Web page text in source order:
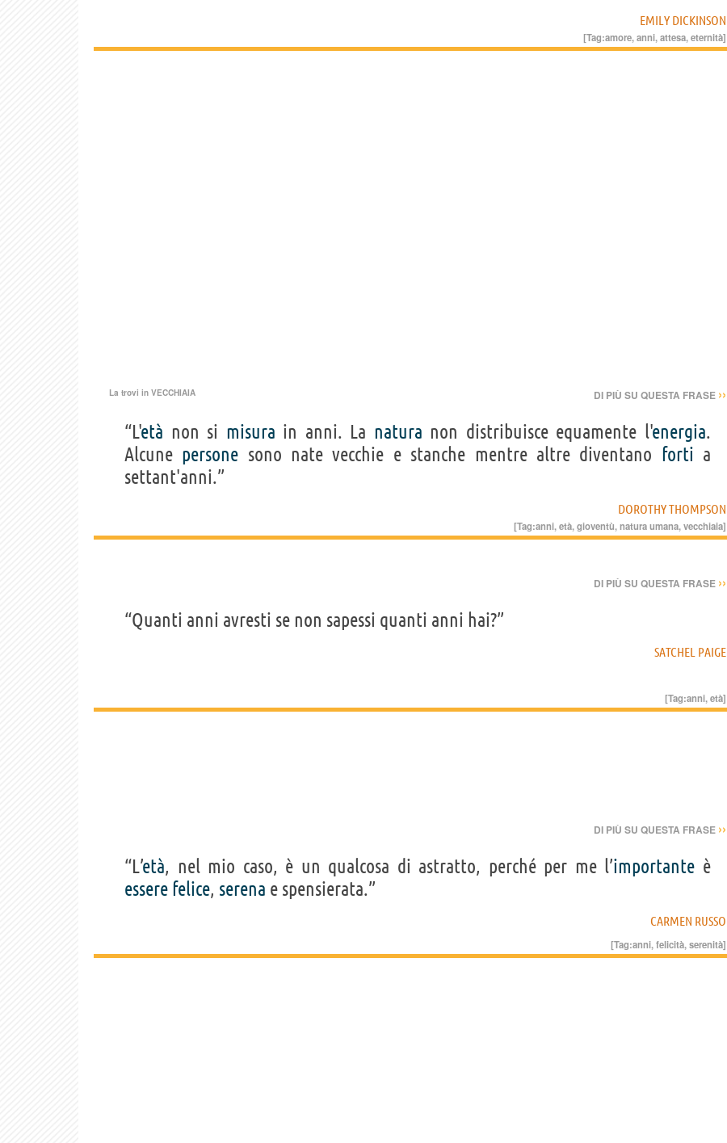
EMILY DICKINSON
[Tag:amore,anni,attesa,eternità]
La trovi in VECCHIAIA DI PIÙ SU QUESTA FRASE ››
“L'età non si misura in anni. La natura non distribuisce equamente l'energia.
Alcune persone sono nate vecchie e stanche mentre altre diventano forti a
settant'anni.”
DOROTHY THOMPSON
[Tag:anni,età,gioventù,natura umana,vecchiaia]
DI PIÙ SU QUESTA FRASE ››
“Quanti anni avresti se non sapessi quanti anni hai?”
SATCHEL PAIGE
[Tag:anni,età]
DI PIÙ SU QUESTA FRASE ››
“L’età, nel mio caso, è un qualcosa di astratto, perché per me l’importante è
essere felice, serena e spensierata.”
CARMEN RUSSO
[Tag:anni,felicità,serenità]